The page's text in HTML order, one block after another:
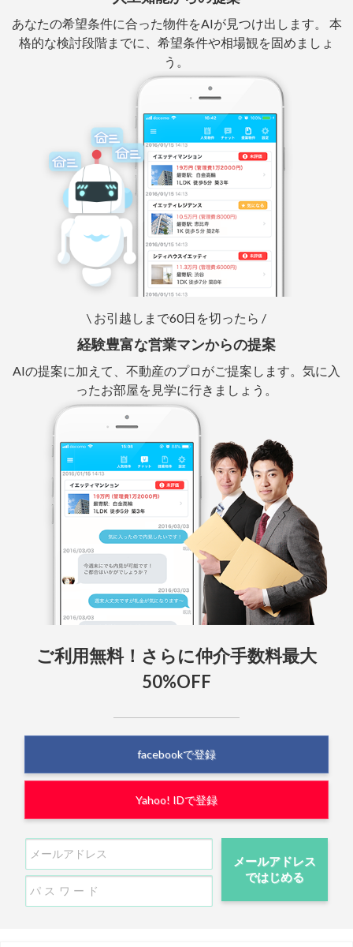
あなたの希望条件に合った物件をAIが見つけ出します。 本
格的な検討段階までに、希望条件や相場観を固めましょ
う。
\ お引越しまで60日を切ったら /
経験豊富な営業マンからの提案
AIの提案に加えて、不動産のプロがご提案します。気に入
ったお部屋を見学に行きましょう。
ご利用無料！さらに仲介手数料最大
50%OFF
facebookで登録
Yahoo! IDで登録
メールアドレス
ではじめる